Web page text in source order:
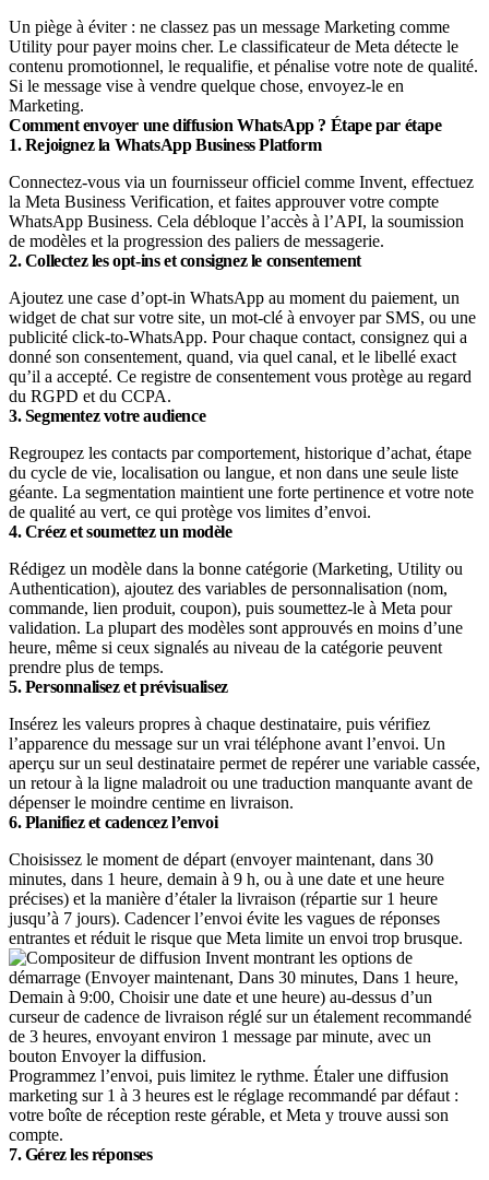
Un piège à éviter : ne classez pas un message Marketing comme
Utility pour payer moins cher. Le classificateur de Meta détecte le
contenu promotionnel, le requalifie, et pénalise votre note de qualité.
Si le message vise à vendre quelque chose, envoyez-le en
Marketing.
Comment envoyer une diffusion WhatsApp ? Étape par étape
1. Rejoignez la WhatsApp Business Platform
Connectez-vous via un fournisseur officiel comme Invent, effectuez
la Meta Business Verification, et faites approuver votre compte
WhatsApp Business. Cela débloque l’accès à l’API, la soumission
de modèles et la progression des paliers de messagerie.
2. Collectez les opt-ins et consignez le consentement
Ajoutez une case d’opt-in WhatsApp au moment du paiement, un
widget de chat sur votre site, un mot-clé à envoyer par SMS, ou une
publicité click-to-WhatsApp. Pour chaque contact, consignez qui a
donné son consentement, quand, via quel canal, et le libellé exact
qu’il a accepté. Ce registre de consentement vous protège au regard
du RGPD et du CCPA.
3. Segmentez votre audience
Regroupez les contacts par comportement, historique d’achat, étape
du cycle de vie, localisation ou langue, et non dans une seule liste
géante. La segmentation maintient une forte pertinence et votre note
de qualité au vert, ce qui protège vos limites d’envoi.
4. Créez et soumettez un modèle
Rédigez un modèle dans la bonne catégorie (Marketing, Utility ou
Authentication), ajoutez des variables de personnalisation (nom,
commande, lien produit, coupon), puis soumettez-le à Meta pour
validation. La plupart des modèles sont approuvés en moins d’une
heure, même si ceux signalés au niveau de la catégorie peuvent
prendre plus de temps.
5. Personnalisez et prévisualisez
Insérez les valeurs propres à chaque destinataire, puis vérifiez
l’apparence du message sur un vrai téléphone avant l’envoi. Un
aperçu sur un seul destinataire permet de repérer une variable cassée,
un retour à la ligne maladroit ou une traduction manquante avant de
dépenser le moindre centime en livraison.
6. Planifiez et cadencez l’envoi
Choisissez le moment de départ (envoyer maintenant, dans 30
minutes, dans 1 heure, demain à 9 h, ou à une date et une heure
précises) et la manière d’étaler la livraison (répartie sur 1 heure
jusqu’à 7 jours). Cadencer l’envoi évite les vagues de réponses
entrantes et réduit le risque que Meta limite un envoi trop brusque.
Programmez l’envoi, puis limitez le rythme. Étaler une diffusion
marketing sur 1 à 3 heures est le réglage recommandé par défaut :
votre boîte de réception reste gérable, et Meta y trouve aussi son
compte.
7. Gérez les réponses